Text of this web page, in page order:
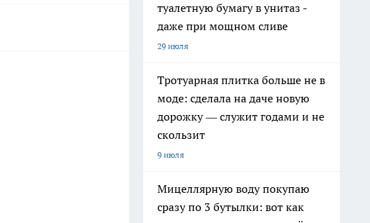
туалетную бумагу в унитаз -
даже при мощном сливе
29 июля
Тротуарная плитка больше не в
моде: сделала на даче новую
дорожку — служит годами и не
скользит
9 июля
Мицеллярную воду покупаю
сразу по 3 бутылки: вот как